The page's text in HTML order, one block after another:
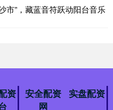
市”，藏蓝音符跃动阳台音乐
资
安全配资
网
实盘配资